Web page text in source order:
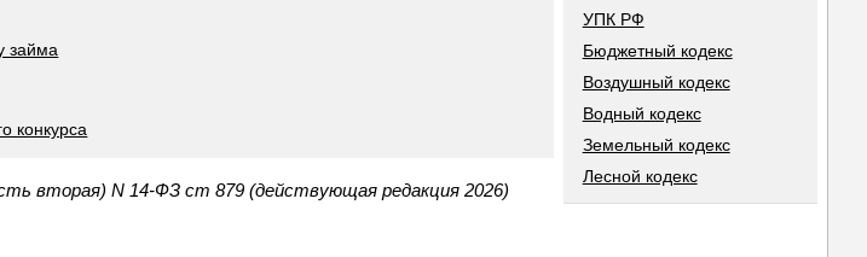
займа
конкурса
вторая) N 14-ФЗ ст 879 (действующая редакция 2026)
УПК РФ
Бюджетный кодекс
Воздушный кодекс
Водный кодекс
Земельный кодекс
Лесной кодекс